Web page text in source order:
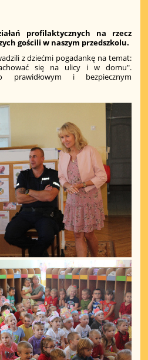
profilaktycznych na rzecz
gościli w naszym przedszkolu.
z dziećmi pogadankę na temat:
się na ulicy i w domu".
prawidłowym i bezpiecznym